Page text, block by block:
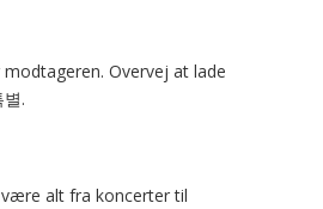
Overvej at lade
.
alt fra koncerter til